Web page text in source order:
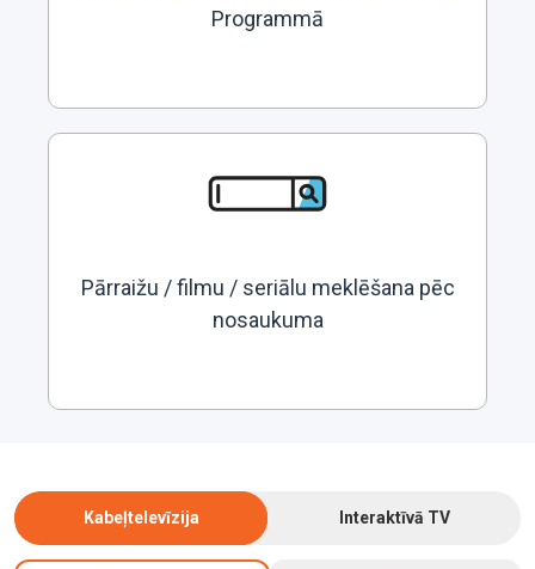
Programmā
Pārraižu / filmu / seriālu meklēšana pēc
nosaukuma
Kabeļtelevīzija Interaktīvā TV